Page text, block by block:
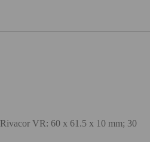
VR: 60 x 61.5 x 10 mm; 30